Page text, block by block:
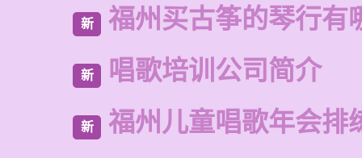
新 福州买古筝的琴行有
新 唱歌培训公司简介
新 福州儿童唱歌年会排